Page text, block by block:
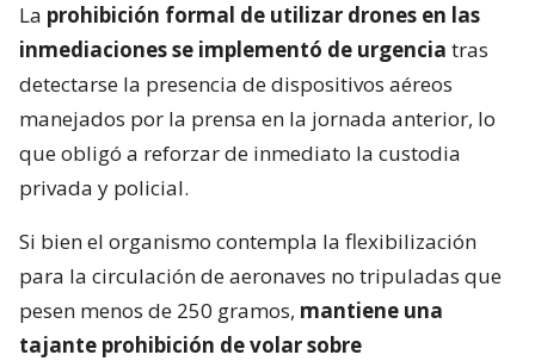
La prohibición formal de utilizar drones en las
inmediaciones se implementó de urgencia tras
detectarse la presencia de dispositivos aéreos
manejados por la prensa en la jornada anterior, lo
que obligó a reforzar de inmediato la custodia
privada y policial.
Si bien el organismo contempla la flexibilización
para la circulación de aeronaves no tripuladas que
pesen menos de 250 gramos, mantiene una
tajante prohibición de volar sobre